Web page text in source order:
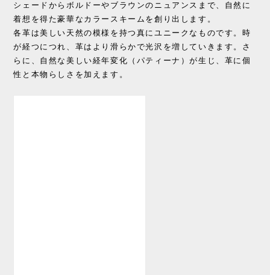
シェードからボルドーやブラウンのニュアンスまで、自然に
着想を得た豪華なカラースキームを創り出します。
各革は美しい天然の模様を持つ真にユニークなものです。時
が経つにつれ、革はより滑らかで光沢を増していきます。さ
らに、自然な美しい経年変化（パティーナ）が生じ、革に個
性と本物らしさを加えます。